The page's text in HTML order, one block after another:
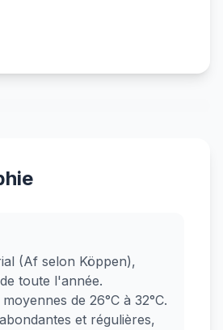
(Af selon Köppen),
toute l'année.
de 26°C à 32°C.
et régulières,